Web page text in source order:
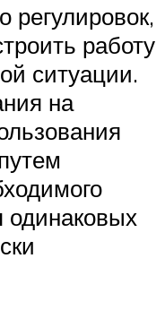
регулировок,
работу
ситуации.
на
одинаковых